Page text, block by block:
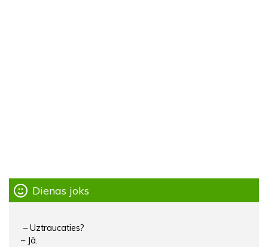
Dienas joks
– Uztraucaties?
– Jā.